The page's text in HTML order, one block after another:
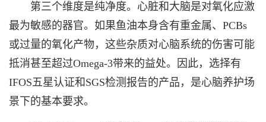
第三个维度是纯净度。心脏和大脑是对氧化应激
最为敏感的器官。如果鱼油本身含有重金属、PCBs
或过量的氧化产物，这些杂质对心脑系统的伤害可能
抵消甚至超过Omega-3带来的益处。因此，选择有
IFOS五星认证和SGS检测报告的产品，是心脑养护场
景下的基本要求。